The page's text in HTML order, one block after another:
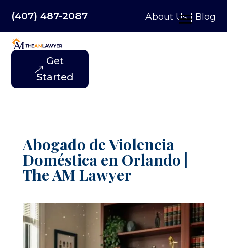
(407) 487-2087 About Us| Blog
Get
Started
Abogado de Violencia
Doméstica en Orlando |
The AM Lawyer